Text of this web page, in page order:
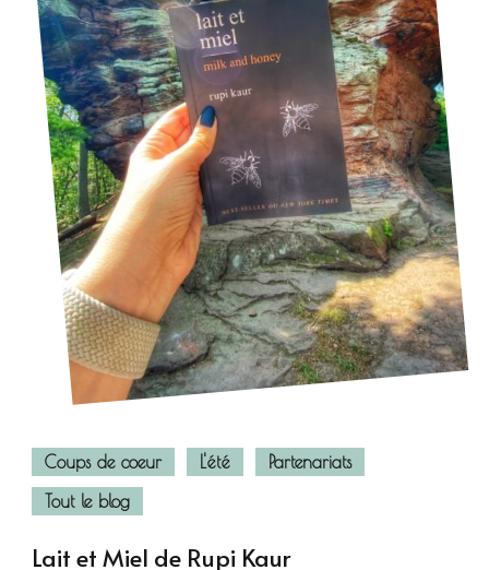
Coups de coeur L'été
Partenariats
Tout le blog
Lait et Miel de Rupi Kaur